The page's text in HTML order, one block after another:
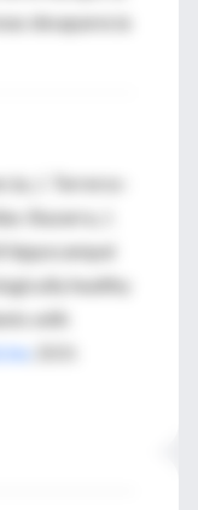
desaparecía
J. Terreros-
Bazarra, J.
hippocampal
healthy
with